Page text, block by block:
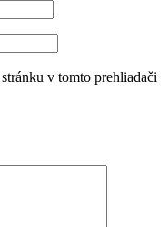
v tomto prehliadači